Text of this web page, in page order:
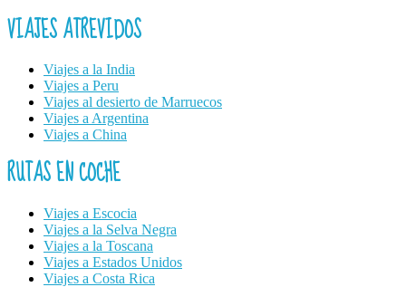
VIAJES ATREVIDOS
Viajes a la India
Viajes a Peru
Viajes al desierto de Marruecos
Viajes a Argentina
Viajes a China
RUTAS EN COCHE
Viajes a Escocia
Viajes a la Selva Negra
Viajes a la Toscana
Viajes a Estados Unidos
Viajes a Costa Rica